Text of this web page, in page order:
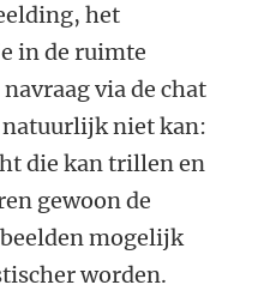
het
in de ruimte
via de chat
niet kan:
die kan trillen en
gewoon de
mogelijk
worden.